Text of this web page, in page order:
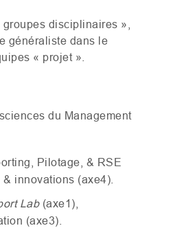
disciplinaires »,
généraliste dans le
« projet ».
du Management
Pilotage, & RSE
& innovations (axe4).
Lab(axe1),
(axe3).